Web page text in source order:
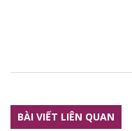
BÀI VIẾT LIÊN QUAN